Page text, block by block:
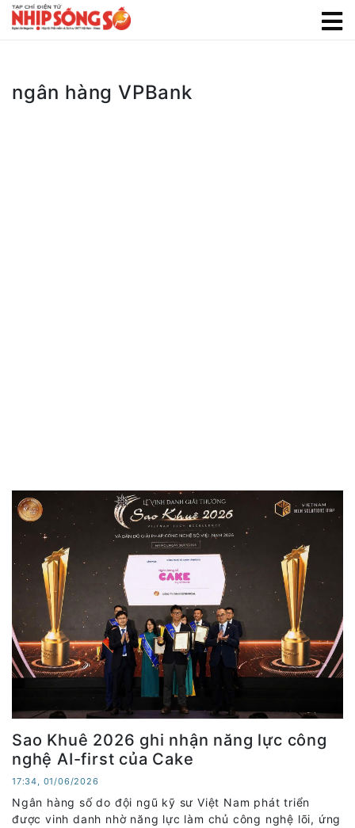
ngân hàng VPBank
Sao Khuê 2026 ghi nhận năng lực công
nghệ AI-first của Cake
17:34, 01/06/2026
Ngân hàng số do đội ngũ kỹ sư Việt Nam phát triển
được vinh danh nhờ năng lực làm chủ công nghệ lõi, ứng